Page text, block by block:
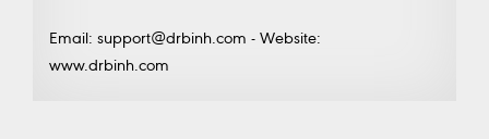
Email: support@drbinh.com - Website:
www.drbinh.com